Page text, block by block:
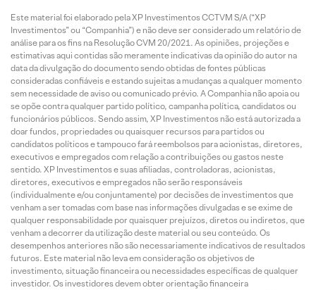
Este material foi elaborado pela XP Investimentos CCTVM S/A (“XP
Investimentos” ou “Companhia”) e não deve ser considerado um relatório de
análise para os fins na Resolução CVM 20/2021. As opiniões, projeções e
estimativas aqui contidas são meramente indicativas da opinião do autor na
data da divulgação do documento sendo obtidas de fontes públicas
consideradas confiáveis e estando sujeitas a mudanças a qualquer momento
sem necessidade de aviso ou comunicado prévio. A Companhia não apoia ou
se opõe contra qualquer partido político, campanha política, candidatos ou
funcionários públicos. Sendo assim, XP Investimentos não está autorizada a
doar fundos, propriedades ou quaisquer recursos para partidos ou
candidatos políticos e tampouco fará reembolsos para acionistas, diretores,
executivos e empregados com relação a contribuições ou gastos neste
sentido. XP Investimentos e suas afiliadas, controladoras, acionistas,
diretores, executivos e empregados não serão responsáveis
(individualmente e/ou conjuntamente) por decisões de investimentos que
venham a ser tomadas com base nas informações divulgadas e se exime de
qualquer responsabilidade por quaisquer prejuízos, diretos ou indiretos, que
venham a decorrer da utilização deste material ou seu conteúdo. Os
desempenhos anteriores não são necessariamente indicativos de resultados
futuros. Este material não leva em consideração os objetivos de
investimento, situação financeira ou necessidades específicas de qualquer
investidor. Os investidores devem obter orientação financeira